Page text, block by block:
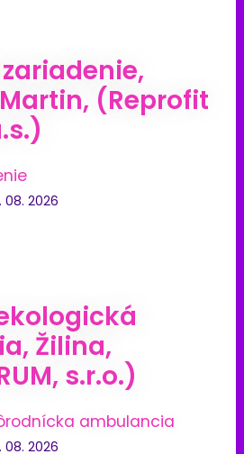
(Reprofit
08. 2026
Žilina,
s.r.o.)
ambulancia
08. 2026